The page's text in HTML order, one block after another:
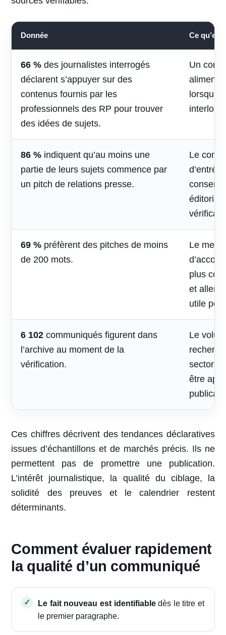
Donnée Ce
66 % des journalistes interrogés
déclarent s’appuyer sur des
contenus fournis par les
professionnels des RP pour trouver
des idées de sujets.
Un
lorsqu’il
86 % indiquent qu’au moins une
partie de leurs sujets commence par
un pitch de relations presse.
Le
69 % préfèrent des pitches de moins
de 200 mots.
Le
plus
et aller
utile
6 102 communiqués figurent dans
l’archive au moment de la
vérification.
Le
être
Ces chiffres décrivent des tendances déclaratives
issues d’échantillons et de marchés précis. Ils ne
permettent pas de promettre une publication.
L’intérêt journalistique, la qualité du ciblage, la
solidité des preuves et le calendrier restent
déterminants.
Comment évaluer rapidement
la qualité d’un communiqué
Le fait nouveau est identifiabledès le titre et
le premier paragraphe.